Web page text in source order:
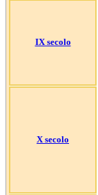
IX secolo
X secolo